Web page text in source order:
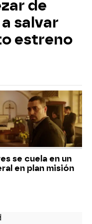
de
salvar
estreno
se cuela en un
en plan misión